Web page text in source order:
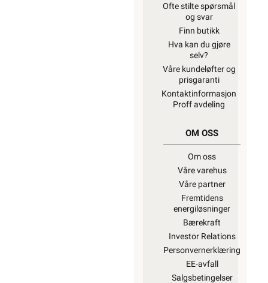
2650W
2900W
3100W
3400W
Ofte stilte spørsmål
og svar
Finn butikk
Hva kan du gjøre
selv?
Våre kundeløfter og
prisgaranti
Kontaktinformasjon
Proff avdeling
OM OSS
Om oss
Våre varehus
Våre partner
Fremtidens
energiløsninger
Bærekraft
Investor Relations
Personvernerklæring
EE-avfall
Salgsbetingelser